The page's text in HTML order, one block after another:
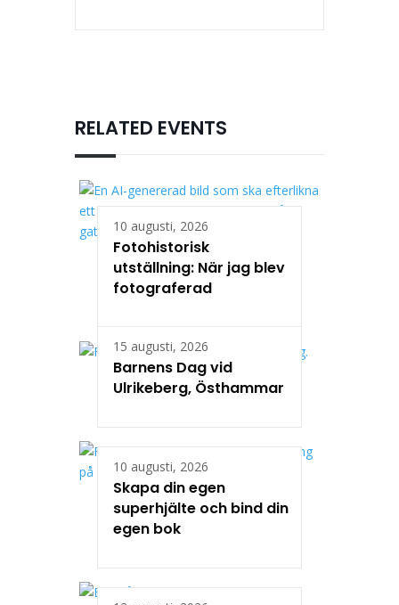
RELATED EVENTS
10 augusti, 2026
Fotohistorisk
utställning: När jag blev
fotograferad
15 augusti, 2026
Barnens Dag vid
Ulrikeberg, Östhammar
10 augusti, 2026
Skapa din egen
superhjälte och bind din
egen bok